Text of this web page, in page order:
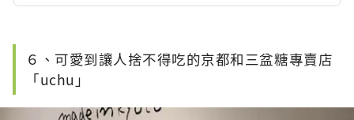
６、可愛到讓人捨不得吃的京都和三盆糖專賣店
「uchu」